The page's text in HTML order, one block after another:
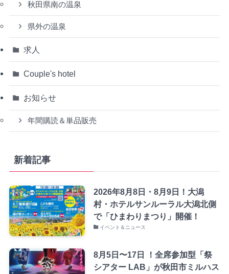
秋田県南の温泉
県外の温泉
求人
Couple's hotel
お知らせ
年間購読＆単品販売
新着記事
2026年8月8日・8月9日！大潟
村・ホテルサンルーラル大潟北側
で「ひまわりまつり」開催！
イベント＆ニュース
8月5日〜17日 ！全席参加型「祭
シアター LAB」が秋田市ミルハス